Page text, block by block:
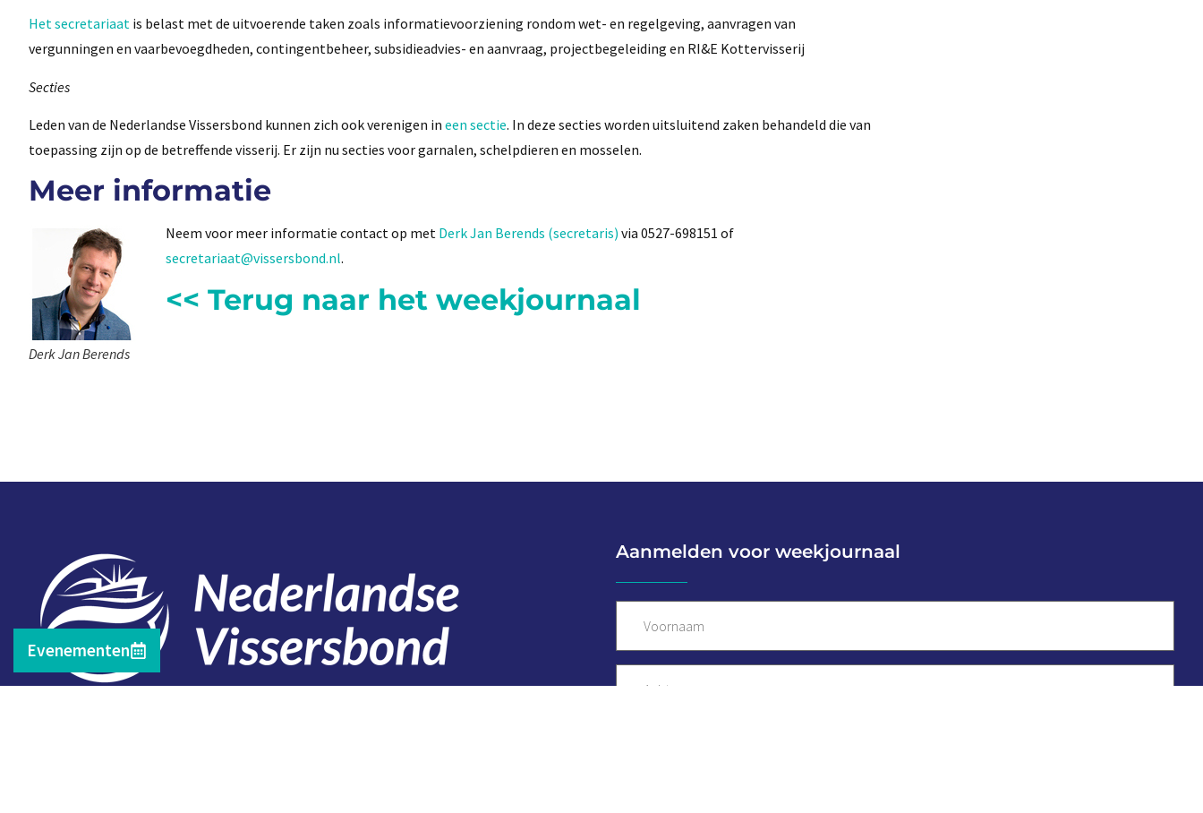
Het secretariaat is belast met de uitvoerende taken zoals informatievoorziening rondom wet- en regelgeving, aanvragen van
vergunningen en vaarbevoegdheden, contingentbeheer, subsidieadvies- en aanvraag, projectbegeleiding en RI&E Kottervisserij
Secties
Leden van de Nederlandse Vissersbond kunnen zich ook verenigen in een sectie. In deze secties worden uitsluitend zaken behandeld die van
toepassing zijn op de betreffende visserij. Er zijn nu secties voor garnalen, schelpdieren en mosselen.
Meer informatie
Derk Jan Berends
Neem voor meer informatie contact op met Derk Jan Berends (secretaris) via 0527-698151 of
secretariaat@vissersbond.nl.
<< Terug naar het weekjournaal
Evenementen
Aanmelden voor weekjournaal